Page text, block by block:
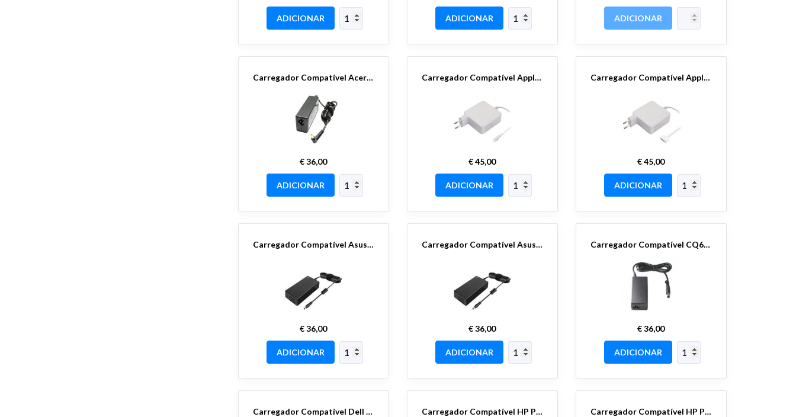
ADICIONAR ADICIONAR ADICIONAR
Carregador Compatível Acer Ponta Amarela 19V 65W/90W
€ 36,00
ADICIONAR
Carregador Compatível Apple Magsafe 14.5V 3.1A/45W
€ 45,00
ADICIONAR
Carregador Compatível Apple MagSafe 2 16.5V 3.65A/60W
€ 45,00
ADICIONAR
Carregador Compatível Asus 19v 3.42A - 4.0x1.35 P.Fina
€ 36,00
ADICIONAR
Carregador Compatível Asus/Toshiba 19V 3.42A 5.5x2.5
€ 36,00
ADICIONAR
Carregador Compatível CQ60 19V 4.74 - 7.4x5.0
€ 36,00
ADICIONAR
Carregador Compatível Dell 19.5V 3.34A 7.4x5 Pino Central Carregador Compatível HP Ponta Azul 19,5V 3.33A / 65W - 4,5x3.0 Pin Carregador Compatível HP Ponta Azul 19,5V 6.15A / 120W - 4,5x3.0 Pin